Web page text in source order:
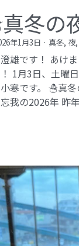
冬の
年1月3日 · 真冬, 夜,
雄です！ あけ
1月3日、土曜
寒です。 ☃️真
我の2026年​ 昨年